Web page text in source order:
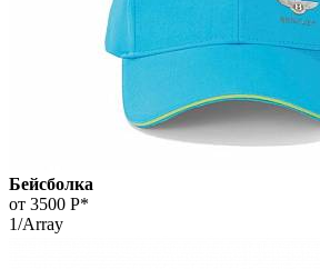
Бейсболка
от 3500 Р*
1/Array